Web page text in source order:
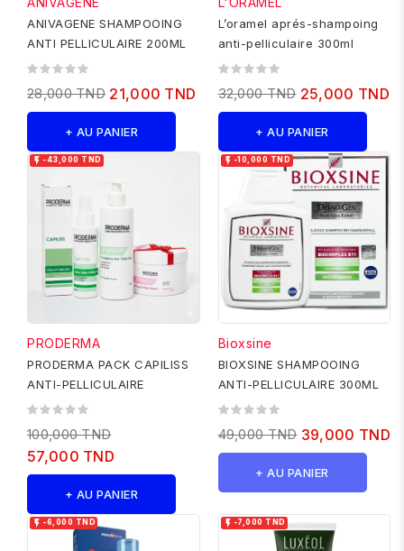
ANIVAGENE SHAMPOOING
ANTI PELLICULAIRE 200ML
28,000 TND 21,000 TND
+ AU PANIER
L’oramel aprés-shampoing
anti-pelliculaire 300ml
32,000 TND 25,000 TND
+ AU PANIER
 -43,000 TND
PRODERMA
PRODERMA PACK CAPILISS
ANTI-PELLICULAIRE
100,000 TND
57,000 TND
+ AU PANIER
 -10,000 TND
Bioxsine
BIOXSINE SHAMPOOING
ANTI-PELLICULAIRE 300ML
49,000 TND 39,000 TND
+ AU PANIER
 -6,000 TND  -7,000 TND